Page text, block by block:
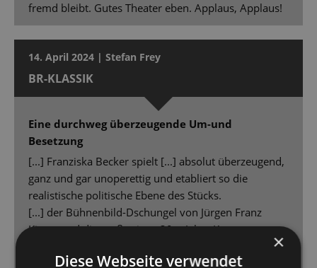
fremd bleibt. Gutes Theater eben. Applaus, Applaus!
14. April 2024 | Stefan Frey
BR-KLASSIK
Eine durchweg überzeugende Um-und
Besetzung
[...] Franziska Becker spielt [...] absolut überzeugend,
ganz und gar unoperettig und etabliert so die
realistische politische Ebene des Stücks.
[...] der Bühnenbild-Dschungel von Jürgen Franz
Kirner und die großartigen 30er Jahre Kostüme von
Peter Lund denkt die im Libretto angelegten Motive
×
Diese Webseite verwendet